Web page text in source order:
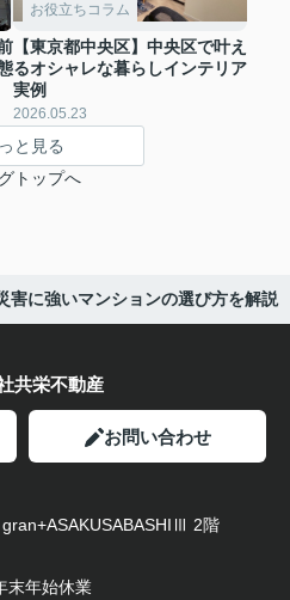
お役立ちコラム
【東京都中央区】中央区で叶え
るオシャレな暮らしインテリア
実例
2026.05.23
と見る
トップへ
害に強いマンションの選び方を解説
共栄不動産
お問い合わせ
2階
末年始休業